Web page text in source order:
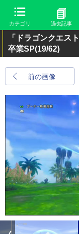
カテゴリ 過去記事
「ドラゴンクエス
卒業SP(19/62)
前の画像